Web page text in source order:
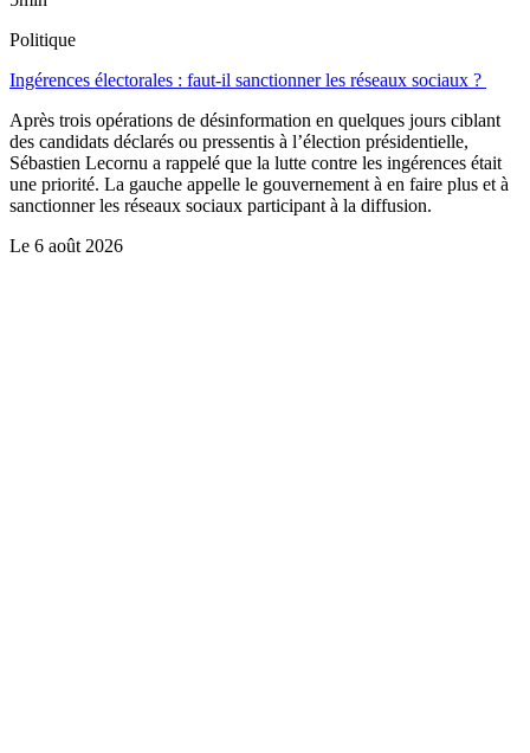
Politique
Ingérences électorales : faut-il sanctionner les réseaux sociaux ?
Après trois opérations de désinformation en quelques jours ciblant
des candidats déclarés ou pressentis à l’élection présidentielle,
Sébastien Lecornu a rappelé que la lutte contre les ingérences était
une priorité. La gauche appelle le gouvernement à en faire plus et à
sanctionner les réseaux sociaux participant à la diffusion.
Le 6 août 2026